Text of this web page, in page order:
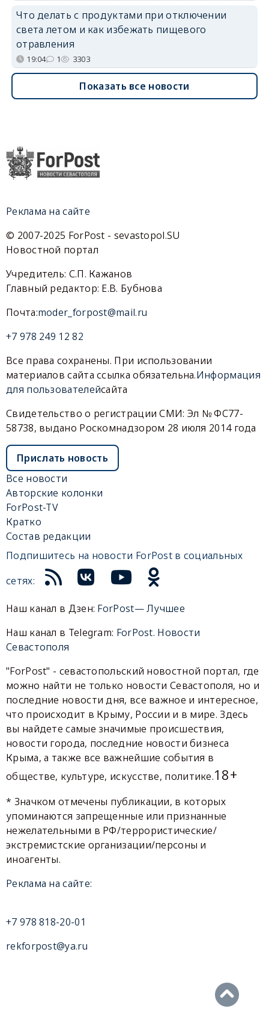
Что делать с продуктами при отключении
света летом и как избежать пищевого
отравления
19:04 1 3303
Показать все новости
Реклама на сайте
© 2007-2025 ForPost - sevastopol.SU
Новостной портал
Учредитель: С.П. Кажанов
Главный редактор: Е.В. Бубнова
Почта:moder_forpost@mail.ru
+7 978 249 12 82
Все права сохранены. При использовании
материалов сайта ссылка обязательна.Информация
для пользователейсайта
Свидетельство о регистрации СМИ: Эл № ФС77-
58738, выдано Роскомнадзором 28 июля 2014 года
Прислать новость
Все новости
Авторские колонки
ForPost-TV
Кратко
Состав редакции
Подпишитесь на новости ForPost в социальных
сетях:
Наш канал в Дзен: ForPost— Лучшее
Наш канал в Telegram: ForPost. Новости
Севастополя
"ForPost" - севастопольский новостной портал, где
можно найти не только новости Севастополя, но и
последние новости дня, все важное и интересное,
что происходит в Крыму, России и в мире. Здесь
вы найдете самые значимые происшествия,
новости города, последние новости бизнеса
Крыма, а также все важнейшие события в
обществе, культуре, искусстве, политике.18+
* Значком отмечены публикации, в которых
упоминаются запрещенные или признанные
нежелательными в РФ/террористические/
экстремистские организации/персоны и
иноагенты.
Реклама на сайте:
+7 978 818-20-01
rekforpost@ya.ru